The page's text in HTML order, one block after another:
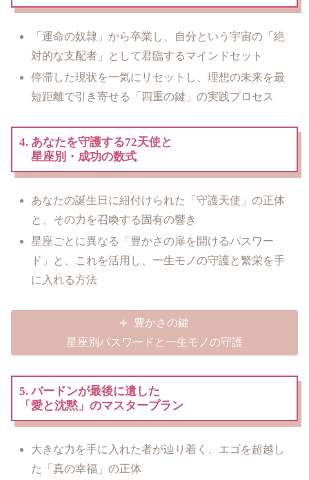
「運命の奴隷」から卒業し、自分という宇宙の「絶
対的な支配者」として君臨するマインドセット
停滞した現状を一気にリセットし、理想の未来を最
短距離で引き寄せる「四重の鍵」の実践プロセス
4. あなたを守護する72天使と
星座別・成功の数式
あなたの誕生日に紐付けられた「守護天使」の正体
と、その力を召喚する固有の響き
星座ごとに異なる「豊かさの扉を開けるパスワー
ド」と、これを活用し、一生モノの守護と繁栄を手
に入れる方法
豊かさの鍵
星座別パスワードと一生モノの守護
5. バードンが最後に遺した
「愛と沈黙」のマスタープラン
大きな力を手に入れた者が辿り着く、エゴを超越し
た「真の幸福」の正体